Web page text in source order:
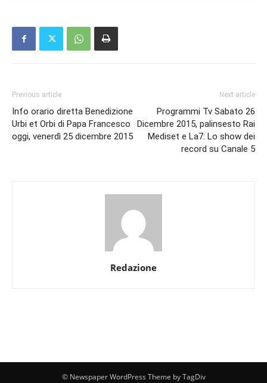
Previous article
Info orario diretta Benedizione
Urbi et Orbi di Papa Francesco
oggi, venerdì 25 dicembre 2015
Next article
Programmi Tv Sabato 26
Dicembre 2015, palinsesto Rai
Mediset e La7: Lo show dei
record su Canale 5
Redazione
© Newspaper WordPress Theme by TagDiv